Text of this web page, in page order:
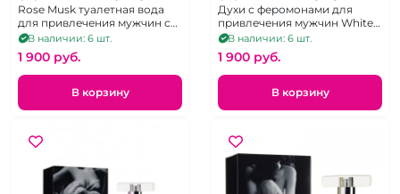
"XXI Century" Розовый
мускус 100 мл
Rose Musk туалетная вода
для привлечения мужчин с
цеветином 100 мл.
В наличии: 6 шт.
1 900 pуб.
В корзину
"XXI Century" Белый Мускус
100 мл
Духи с феромонами для
привлечения мужчин White
Musk
В наличии: 6 шт.
1 900 pуб.
В корзину